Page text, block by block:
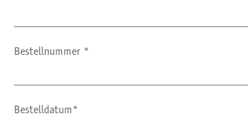
Bestellnummer *
Bestelldatum*